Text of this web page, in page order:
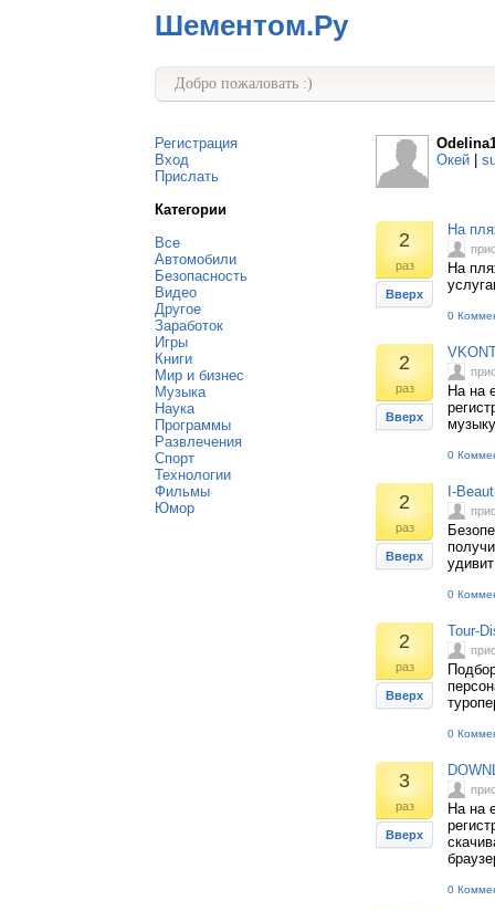
Шементом.Ру
Добро пожаловать :)
Регистрация
Вход
Прислать
Категории
Все
Автомобили
Безопасность
Видео
Другое
Заработок
Игры
Книги
Мир и бизнес
Музыка
Наука
Программы
Развлечения
Спорт
Технологии
Фильмы
Юмор
Окей
2
раз
Вверх
На
На
0
2
раз
Вверх
На на
0
2
раз
Вверх
I-
0
2
раз
Вверх
Tour-
0
3
раз
Вверх
На на
0